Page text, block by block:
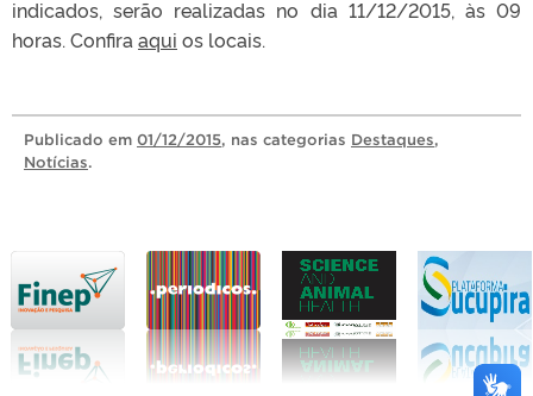
indicados, serão realizadas no dia 11/12/2015, às 09
horas. Confira aqui os locais.
Publicado em 01/12/2015, nas categorias Destaques,
Notícias.